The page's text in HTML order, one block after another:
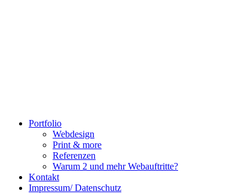
Portfolio
Webdesign
Print & more
Referenzen
Warum 2 und mehr Webauftritte?
Kontakt
Impressum/ Datenschutz